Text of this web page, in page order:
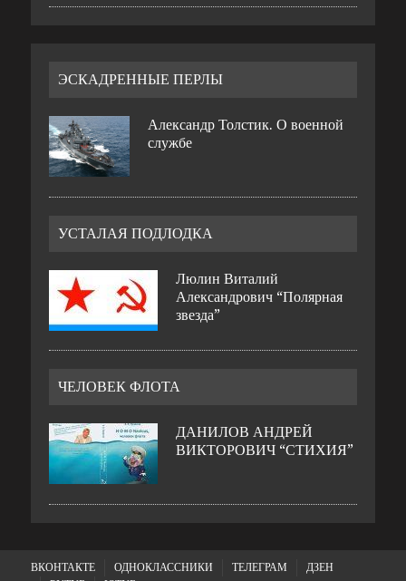
ЭСКАДРЕННЫЕ ПЕРЛЫ
Александр Толстик. О военной
службе
УСТАЛАЯ ПОДЛОДКА
Люлин Виталий
Александрович “Полярная
звезда”
ЧЕЛОВЕК ФЛОТА
ДАНИЛОВ АНДРЕЙ
ВИКТОРОВИЧ “СТИХИЯ”
ВКОНТАКТЕ ОДНОКЛАССНИКИ ТЕЛЕГРАМ
ДЗЕН